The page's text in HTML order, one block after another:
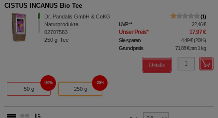
CISTUS INCANUS Bio Tee
Dr. Pandalis GmbH & CoKG
Naturprodukte
02707583
250 g Tee
1
UVP** 22,46 €
Unser Preis* 17,97 €
Sie sparen 4,49 €(20%)
Grundpreis
71,88 €pro 1 kg
Details
50 g
20%
250 g
20%